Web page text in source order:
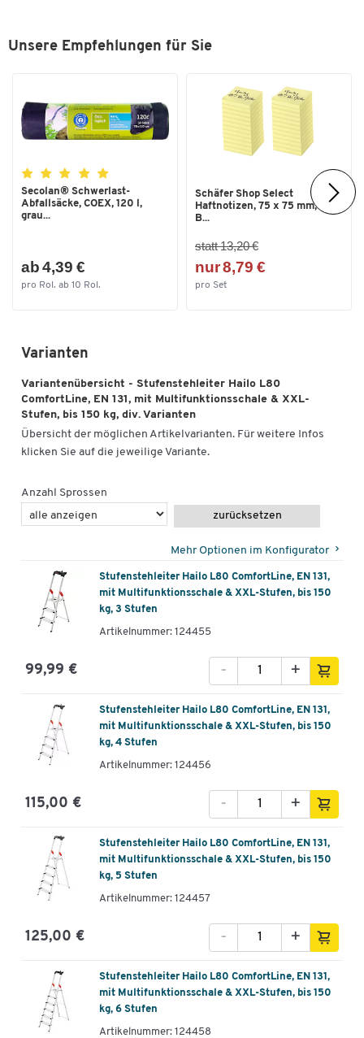
Unsere Empfehlungen für Sie
Secolan® Schwerlast-
Abfallsäcke, COEX, 120 l,
grau...
ab 4,39 €
pro Rol. ab 10 Rol.
Schäfer Shop Select
Haftnotizen, 75 x 75 mm, 100
B...
statt 13,20 €
nur 8,79 €
pro Set
Varianten
Variantenübersicht - Stufenstehleiter Hailo L80
ComfortLine, EN 131, mit Multifunktionsschale & XXL-
Stufen, bis 150 kg, div. Varianten
Übersicht der möglichen Artikelvarianten. Für weitere Infos
klicken Sie auf die jeweilige Variante.
Anzahl Sprossen
zurücksetzen
Mehr Optionen im Konfigurator
Stufenstehleiter Hailo L80 ComfortLine, EN 131,
mit Multifunktionsschale & XXL-Stufen, bis 150
kg, 3 Stufen
Artikelnummer: 124455
99,99 € +
-
Stufenstehleiter Hailo L80 ComfortLine, EN 131,
mit Multifunktionsschale & XXL-Stufen, bis 150
kg, 4 Stufen
Artikelnummer: 124456
115,00 € +
-
Stufenstehleiter Hailo L80 ComfortLine, EN 131,
mit Multifunktionsschale & XXL-Stufen, bis 150
kg, 5 Stufen
Artikelnummer: 124457
125,00 € +
-
Stufenstehleiter Hailo L80 ComfortLine, EN 131,
mit Multifunktionsschale & XXL-Stufen, bis 150
kg, 6 Stufen
Artikelnummer: 124458